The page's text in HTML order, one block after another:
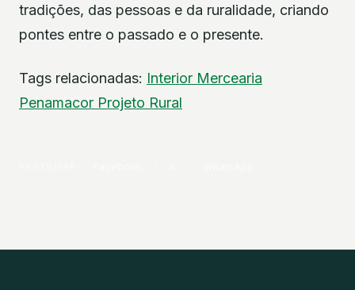
tradições, das pessoas e da ruralidade, criando
pontes entre o passado e o presente.
Tags relacionadas: Interior Mercearia
Penamacor Projeto Rural